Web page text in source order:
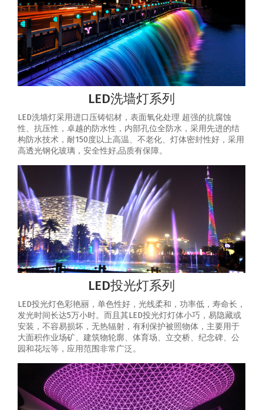
LED洗墙灯系列
LED洗墙灯采用进口压铸铝材，表面氧化处理 超强的抗腐蚀
性、抗压性，卓越的防水性，内部孔位全防水，采用先进的结
构防水技术，耐150度以上高温、不老化、灯体密封性好，采用
高透光钢化玻璃，安全性好,品质有保障。
LED投光灯系列
LED投光灯色彩艳丽，单色性好，光线柔和，功率低，寿命长，
发光时间长达5万小时。而且其LED投光灯灯体小巧，易隐藏或
安装，不容易损坏，无热辐射，有利保护被照物体，主要用于
大面积作业场矿、建筑物轮廓、体育场、立交桥、纪念碑、公
园和花坛等，应用范围非常广泛。